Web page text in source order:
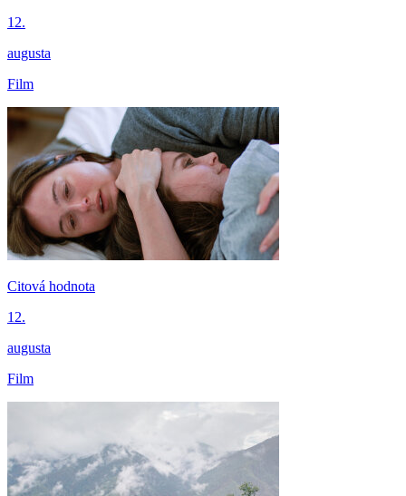
12.
augusta
Film
Citová hodnota
12.
augusta
Film